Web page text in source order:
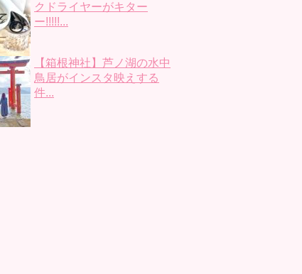
クドライヤーがキター
ー!!!!!...
【箱根神社】芦ノ湖の水中
鳥居がインスタ映えする
件...